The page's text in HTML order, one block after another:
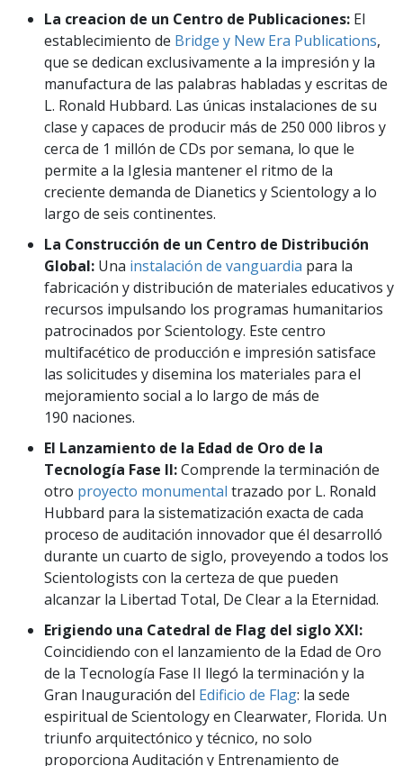
La creacion de un Centro de Publicaciones: El
establecimiento de Bridge y New Era Publications,
que se dedican exclusivamente a la impresión y la
manufactura de las palabras habladas y escritas de
L. Ronald Hubbard. Las únicas instalaciones de su
clase y capaces de producir más de 250 000 libros y
cerca de 1 millón de CDs por semana, lo que le
permite a la Iglesia mantener el ritmo de la
creciente demanda de Dianetics y Scientology a lo
largo de seis continentes.
La Construcción de un Centro de Distribución
Global: Una instalación de vanguardia para la
fabricación y distribución de materiales educativos y
recursos impulsando los programas humanitarios
patrocinados por Scientology. Este centro
multifacético de producción e impresión satisface
las solicitudes y disemina los materiales para el
mejoramiento social a lo largo de más de
190 naciones.
El Lanzamiento de la Edad de Oro de la
Tecnología Fase II:Comprende la terminación de
otro proyecto monumental trazado por L. Ronald
Hubbard para la sistematización exacta de cada
proceso de auditación innovador que él desarrolló
durante un cuarto de siglo, proveyendo a todos los
Scientologists con la certeza de que pueden
alcanzar la Libertad Total, De Clear a la Eternidad.
Erigiendo una Catedral de Flag del siglo XXI:
Coincidiendo con el lanzamiento de la Edad de Oro
de la Tecnología Fase II llegó la terminación y la
Gran Inauguración del Edificio de Flag: la sede
espiritual de Scientology en Clearwater, Florida. Un
triunfo arquitectónico y técnico, no solo
proporciona Auditación y Entrenamiento de